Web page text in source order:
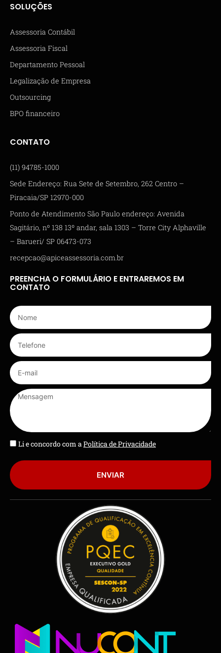
SOLUÇÕES
Assessoria Contábil
Assessoria Fiscal
Departamento Pessoal
Legalização de Empresa
Outsourcing
BPO financeiro
CONTATO
(11) 94785-1000
Sede Endereço: Rua Sete de Setembro, 262 Centro –
Piracaia/SP 12970-000
Ponto de Atendimento São Paulo endereço: Avenida
Sagitário, nº 138 13º andar, sala 1303 – Torre City Alphaville
– Barueri/ SP 06473-073
recepcao@apiceassessoria.com.br
PREENCHA O FORMULÁRIO E ENTRAREMOS EM
CONTATO
Li e concordo com aPolítica de Privacidade
ENVIAR